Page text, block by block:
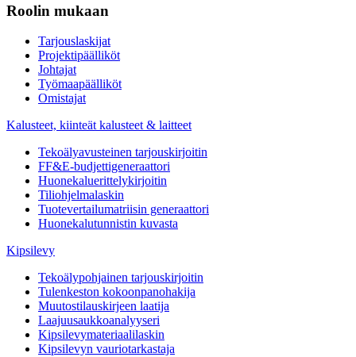
Roolin mukaan
Tarjouslaskijat
Projektipäälliköt
Johtajat
Työmaapäälliköt
Omistajat
Kalusteet, kiinteät kalusteet & laitteet
Tekoälyavusteinen tarjouskirjoitin
FF&E-budjettigeneraattori
Huonekaluerittelykirjoitin
Tiliohjelmalaskin
Tuotevertailumatriisin generaattori
Huonekalutunnistin kuvasta
Kipsilevy
Tekoälypohjainen tarjouskirjoitin
Tulenkeston kokoonpanohakija
Muutostilauskirjeen laatija
Laajuusaukkoanalyyseri
Kipsilevymateriaalilaskin
Kipsilevyn vauriotarkastaja